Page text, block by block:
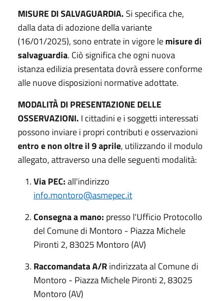
MISURE DI SALVAGUARDIA. Si specifica che,
dalla data di adozione della variante
(16/01/2025), sono entrate in vigore lemisure di
salvaguardia. Ciò significa che ogni nuova
istanza edilizia presentata dovrà essere conforme
alle nuove disposizioni normative adottate.
MODALITÀ DI PRESENTAZIONE DELLE
OSSERVAZIONI. I cittadini e i soggetti interessati
possono inviare i propri contributi e osservazioni
entro e non oltre il 9 aprile, utilizzando il modulo
allegato, attraverso una delle seguenti modalità:
Via PEC:all'indirizzo
info.montoro@asmepec.it
Consegna a mano: presso l'Ufficio Protocollo
del Comune di Montoro - Piazza Michele
Pironti 2, 83025 Montoro (AV)
Raccomandata A/Rindirizzata al Comune di
Montoro - Piazza Michele Pironti 2, 83025
Montoro (AV)